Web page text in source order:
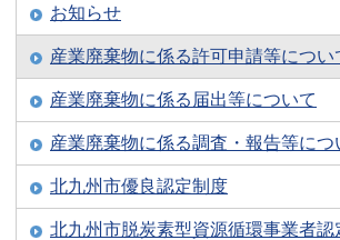
お知らせ
産業廃棄物に係る許可申請等につい
産業廃棄物に係る届出等について
産業廃棄物に係る調査・報告等につ
北九州市優良認定制度
北九州市脱炭素型資源循環事業者認